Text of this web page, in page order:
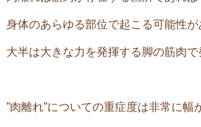
身体のあらゆる部位で起こる可能性が
大半は大きな力を発揮する脚の筋肉で
”肉離れ”についての重症度は非常に幅